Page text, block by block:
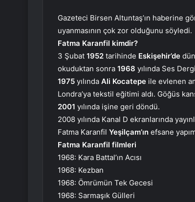
Gazeteci Birsen Altuntaş’ın haberine
uyanmasının çok zor olduğunu söyledi.
Fatma Karanfil kimdir?
3 Şubat 1952 tarihinde Eskişehir’de
okuduktan sonra 1968 yılında Ses
1975 yılında Ali Kocatepe ile evlenen
Londra’ya tekstil eğitimi aldı. Göğüs
2001 yılında işine geri döndü.
2008 yılında Kanal D ekranlarında
Fatma Karanfil Yeşilçam’ın efsane
Fatma Karanfil filmleri
1968: Kara Battal’ın Acısı
1968: Kezban
1968: Ömrümün Tek Gecesi
1968: Sarmaşık Gülleri